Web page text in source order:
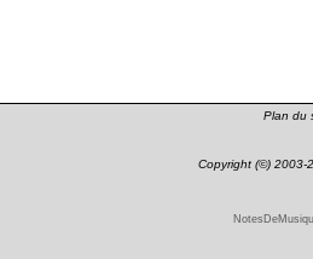
Plan du
Copyright (©) 2003-